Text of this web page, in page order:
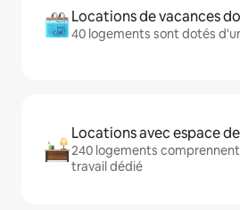
Locations de vacances
40 logements sont dotés
Locations avec espace
240 logements
travail dédié